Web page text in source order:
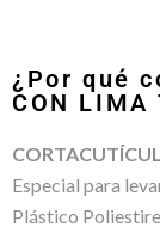
¿Por qué
CON LIMA
Especial para
Plástico